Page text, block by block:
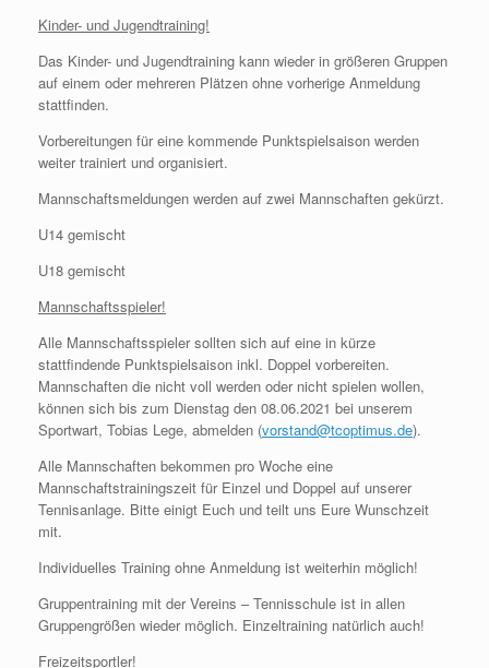
Kinder- und Jugendtraining!
Das Kinder- und Jugendtraining kann wieder in größeren Gruppen
auf einem oder mehreren Plätzen ohne vorherige Anmeldung
stattfinden.
Vorbereitungen für eine kommende Punktspielsaison werden
weiter trainiert und organisiert.
Mannschaftsmeldungen werden auf zwei Mannschaften gekürzt.
U14 gemischt
U18 gemischt
Mannschaftsspieler!
Alle Mannschaftsspieler sollten sich auf eine in kürze
stattfindende Punktspielsaison inkl. Doppel vorbereiten.
Mannschaften die nicht voll werden oder nicht spielen wollen,
können sich bis zum Dienstag den 08.06.2021 bei unserem
Sportwart, Tobias Lege, abmelden (vorstand@tcoptimus.de).
Alle Mannschaften bekommen pro Woche eine
Mannschaftstrainingszeit für Einzel und Doppel auf unserer
Tennisanlage. Bitte einigt Euch und teilt uns Eure Wunschzeit
mit.
Individuelles Training ohne Anmeldung ist weiterhin möglich!
Gruppentraining mit der Vereins – Tennisschule ist in allen
Gruppengrößen wieder möglich. Einzeltraining natürlich auch!
Freizeitsportler!